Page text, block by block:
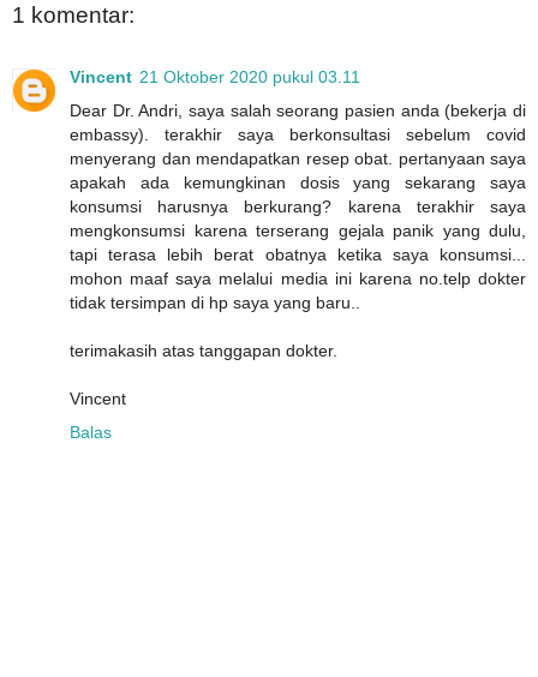
1 komentar:
Vincent 21 Oktober 2020 pukul 03.11
Dear Dr. Andri, saya salah seorang pasien anda (bekerja di
embassy). terakhir saya berkonsultasi sebelum covid
menyerang dan mendapatkan resep obat. pertanyaan saya
apakah ada kemungkinan dosis yang sekarang saya
konsumsi harusnya berkurang? karena terakhir saya
mengkonsumsi karena terserang gejala panik yang dulu,
tapi terasa lebih berat obatnya ketika saya konsumsi...
mohon maaf saya melalui media ini karena no.telp dokter
tidak tersimpan di hp saya yang baru..
terimakasih atas tanggapan dokter.
Vincent
Balas